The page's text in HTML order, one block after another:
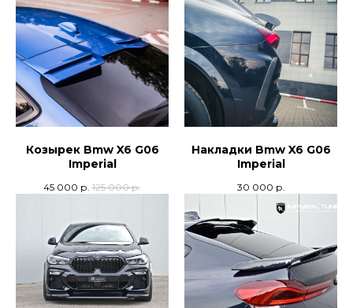
Козырек Bmw X6 G06
Imperial
45 000 р. 125 000 р.
Накладки Bmw X6 G06
Imperial
30 000 р.